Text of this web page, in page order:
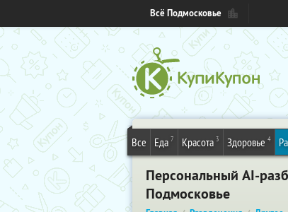
Всё Подмосковье
Все Еда 7 Красота 3 Здоровье 4
Персональный AI-
Подмосковье